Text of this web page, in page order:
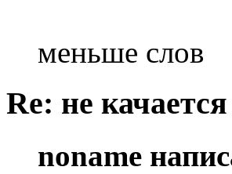
меньше слов
Re: не
noname